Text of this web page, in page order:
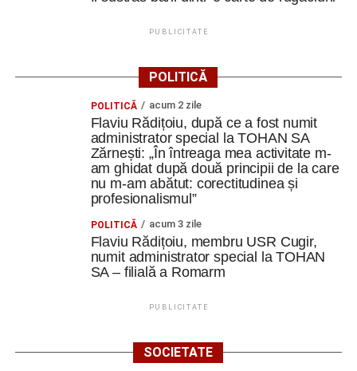
Cugir și-au perfecționat competențele prin
antreprenorul Alexandru Jittu care a lucrat pentru
Elon Musk: „Dacă nu faci asta ai mari șanse să
Messenger WhatsApp Twitter Email
PUBLICITATE
POLITICĂ
POLITICĂ acum 2 zile
Flaviu Rădițoiu, după ce a fost numit
administrator special la TOHAN SA
Zărnești: „În întreaga mea activitate m-
am ghidat după două principii de la care
nu m-am abătut: corectitudinea și
profesionalismul”
POLITICĂ acum 3 zile
Flaviu Rădițoiu, membru USR Cugir,
numit administrator special la TOHAN
SA – filială a Romarm
PUBLICITATE
SOCIETATE